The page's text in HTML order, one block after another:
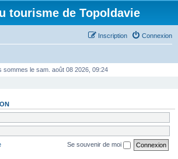
tourisme de Topoldavie
Connexion
Inscription
sommes le sam. août 08 2026, 09:24
Se souvenir de moi